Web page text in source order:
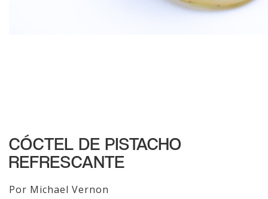
CÓCTEL DE PISTACHO
REFRESCANTE
Por Michael Vernon